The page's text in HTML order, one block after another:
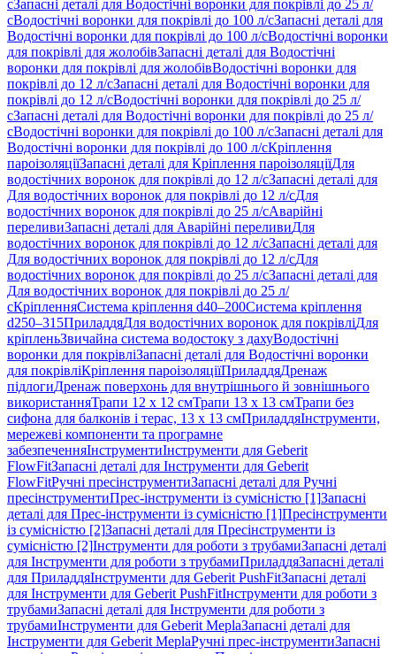
сЗапасні деталі для Водостічні воронки для покрівлі до 25 л/
сВодостічні воронки для покрівлі до 100 л/сЗапасні деталі для
Водостічні воронки для покрівлі до 100 л/сВодостічні воронки
для покрівлі для жолобівЗапасні деталі для Водостічні
воронки для покрівлі для жолобівВодостічні воронки для
покрівлі до 12 л/сЗапасні деталі для Водостічні воронки для
покрівлі до 12 л/сВодостічні воронки для покрівлі до 25 л/
сЗапасні деталі для Водостічні воронки для покрівлі до 25 л/
сВодостічні воронки для покрівлі до 100 л/сЗапасні деталі для
Водостічні воронки для покрівлі до 100 л/сКріплення
пароізоляціїЗапасні деталі для Кріплення пароізоляціїДля
водостічних воронок для покрівлі до 12 л/сЗапасні деталі для
Для водостічних воронок для покрівлі до 12 л/сДля
водостічних воронок для покрівлі до 25 л/сАварійні
переливиЗапасні деталі для Аварійні переливиДля
водостічних воронок для покрівлі до 12 л/сЗапасні деталі для
Для водостічних воронок для покрівлі до 12 л/сДля
водостічних воронок для покрівлі до 25 л/сЗапасні деталі для
Для водостічних воронок для покрівлі до 25 л/
сКріпленняСистема кріплення d40–200Система кріплення
d250–315ПриладдяДля водостічних воронок для покрівліДля
кріпленьЗвичайна система водостоку з дахуВодостічні
воронки для покрівліЗапасні деталі для Водостічні воронки
для покрівліКріплення пароізоляціїПриладдяДренаж
підлогиДренаж поверхонь для внутрішнього й зовнішнього
використанняТрапи 12 x 12 смТрапи 13 x 13 смТрапи без
сифона для балконів і терас, 13 x 13 смПриладдяІнструменти,
мережеві компоненти та програмне
забезпеченняІнструментиІнструменти для Geberit
FlowFitЗапасні деталі для Інструменти для Geberit
FlowFitРучні пресінструментиЗапасні деталі для Ручні
пресінструментиПрес-інструменти із сумісністю [1]Запасні
деталі для Прес-інструменти із сумісністю [1]Пресінструменти
із сумісністю [2]Запасні деталі для Пресінструменти із
сумісністю [2]Інструменти для роботи з трубамиЗапасні деталі
для Інструменти для роботи з трубамиПриладдяЗапасні деталі
для ПриладдяІнструменти для Geberit PushFitЗапасні деталі
для Інструменти для Geberit PushFitІнструменти для роботи з
трубамиЗапасні деталі для Інструменти для роботи з
трубамиІнструменти для Geberit MeplaЗапасні деталі для
Інструменти для Geberit MeplaРучні прес-інструментиЗапасні